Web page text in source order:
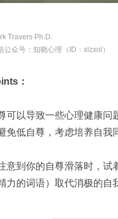
Travers Ph.D.
公众号：知晓心理（ID：xlzxol）
：
可以导致一些心理健康问
免低自尊，考虑培养自我
意到你的自尊滑落时，试
力的词语）取代消极的自